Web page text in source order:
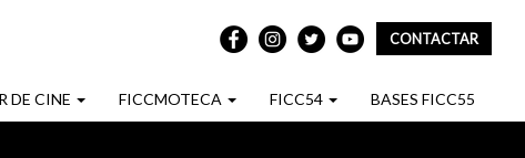
REDES
SOCIALES
CONTACTAR
DE CINE FICCMOTECA FICC54 BASES FICC55